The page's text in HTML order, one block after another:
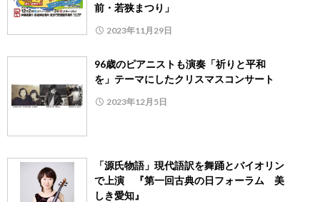
前・若狭まつり」
2023年11月29日
96歳のピアニストも演奏「祈りと平和
を」テーマにしたクリスマスコンサート
2023年12月5日
「源氏物語」現代語訳を舞踊とバイオリン
で上演 『第一回古典の日フォーラム 美
しき愛知』